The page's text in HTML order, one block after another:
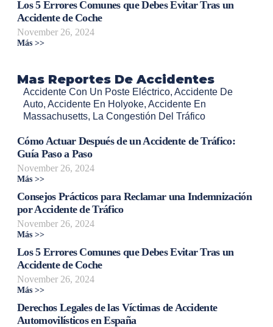
Los 5 Errores Comunes que Debes Evitar Tras un
Accidente de Coche
November 26, 2024
Más >>
Mas Reportes De Accidentes
Accidente Con Un Poste Eléctrico, Accidente De
Auto, Accidente En Holyoke, Accidente En
Massachusetts, La Congestión Del Tráfico
Cómo Actuar Después de un Accidente de Tráfico:
Guía Paso a Paso
November 26, 2024
Más >>
Consejos Prácticos para Reclamar una Indemnización
por Accidente de Tráfico
November 26, 2024
Más >>
Los 5 Errores Comunes que Debes Evitar Tras un
Accidente de Coche
November 26, 2024
Más >>
Derechos Legales de las Víctimas de Accidente
Automovilísticos en España